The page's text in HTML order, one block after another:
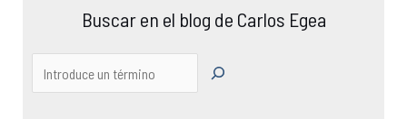
Buscar en el blog de Carlos Egea